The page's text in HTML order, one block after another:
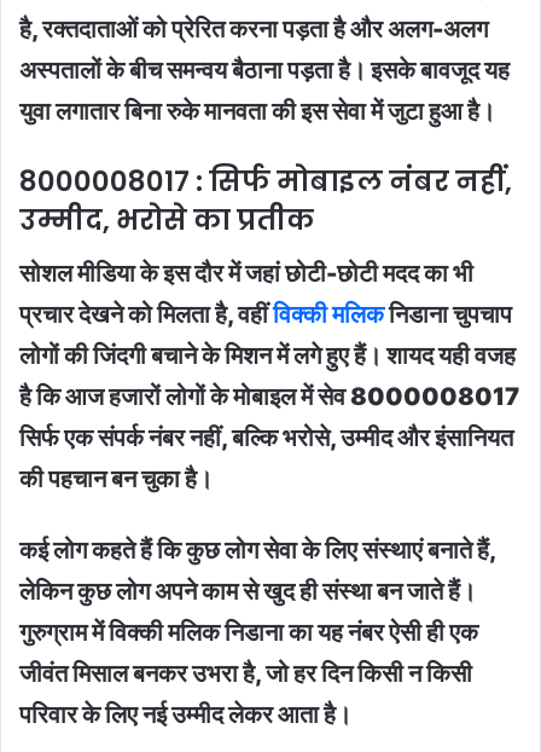
है, रक्तदाताओं को प्रेरित करना पड़ता है और अलग-अलग
अस्पतालों के बीच समन्वय बैठाना पड़ता है। इसके बावजूद यह
युवा लगातार बिना रुके मानवता की इस सेवा में जुटा हुआ है।
8000008017 : सिर्फ मोबाइल नंबर नहीं,
उम्मीद, भरोसे का प्रतीक
सोशल मीडिया के इस दौर में जहां छोटी-छोटी मदद का भी
प्रचार देखने को मिलता है, वहींविक्की मलिकनिडाना चुपचाप
लोगों की जिंदगी बचाने के मिशन में लगे हुए हैं। शायद यही वजह
है कि आज हजारों लोगों के मोबाइल में सेव 8000008017
सिर्फ एक संपर्क नंबर नहीं, बल्कि भरोसे, उम्मीद और इंसानियत
की पहचान बन चुका है।
कई लोग कहते हैं कि कुछ लोग सेवा के लिए संस्थाएं बनाते हैं,
लेकिन कुछ लोग अपने काम से खुद ही संस्था बन जाते हैं।
गुरुग्राम में विक्की मलिक निडाना का यह नंबर ऐसी ही एक
जीवंत मिसाल बनकर उभरा है, जो हर दिन किसी न किसी
परिवार के लिए नई उम्मीद लेकर आता है।